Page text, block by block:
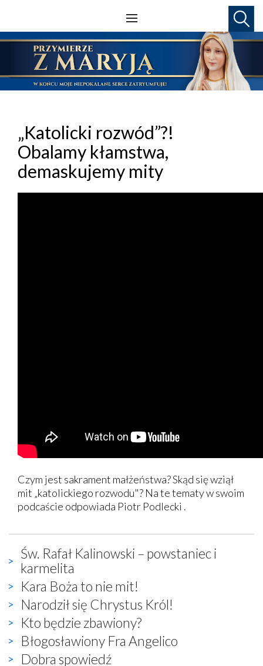
„Katolicki rozwód”?!
Obalamy kłamstwa,
demaskujemy mity
Czym jest sakrament małżeństwa? Skąd się wziął
mit „katolickiego rozwodu"? Na te tematy w swoim
podcaście odpowiada Piotr Podlecki .
Św. Rafał Kalinowski – powstaniec i
karmelita
Kara Boża to nie mit!
Narodził się Chrystus Król!
Kto będzie zbawiony?
Błogosławiony Fra Angelico
Dobra spowiedź